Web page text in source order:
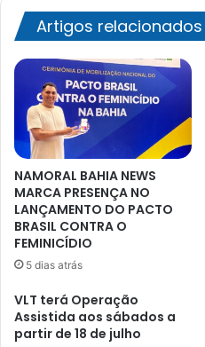
Artigos relacionados
NAMORAL BAHIA NEWS
MARCA PRESENÇA NO
LANÇAMENTO DO PACTO
BRASIL CONTRA O
FEMINICÍDIO
5 dias atrás
VLT terá Operação
Assistida aos sábados a
partir de 18 de julho